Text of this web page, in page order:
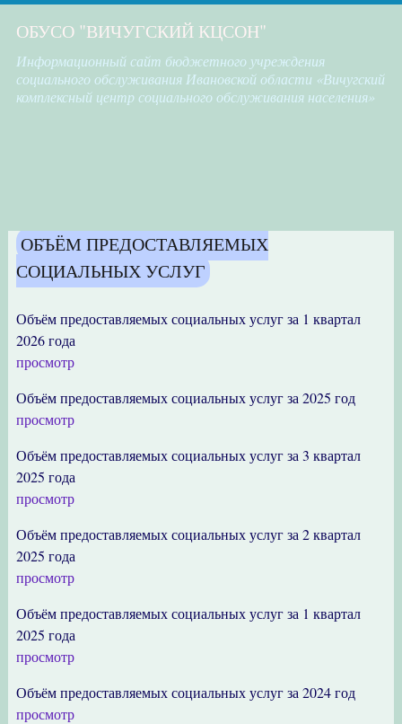
ОБУСО "ВИЧУГСКИЙ КЦСОН"
Информационный сайт бюджетного учреждения
социального обслуживания Ивановской области «Вичугский
комплексный центр социального обслуживания населения»
ОБЪЁМ ПРЕДОСТАВЛЯЕМЫХ
СОЦИАЛЬНЫХ УСЛУГ
Объём предоставляемых социальных услуг за 1 квартал
2026 года
просмотр
Объём предоставляемых социальных услуг за 2025 год
просмотр
Объём предоставляемых социальных услуг за 3 квартал
2025 года
просмотр
Объём предоставляемых социальных услуг за 2 квартал
2025 года
просмотр
Объём предоставляемых социальных услуг за 1 квартал
2025 года
просмотр
Объём предоставляемых социальных услуг за 2024 год
просмотр